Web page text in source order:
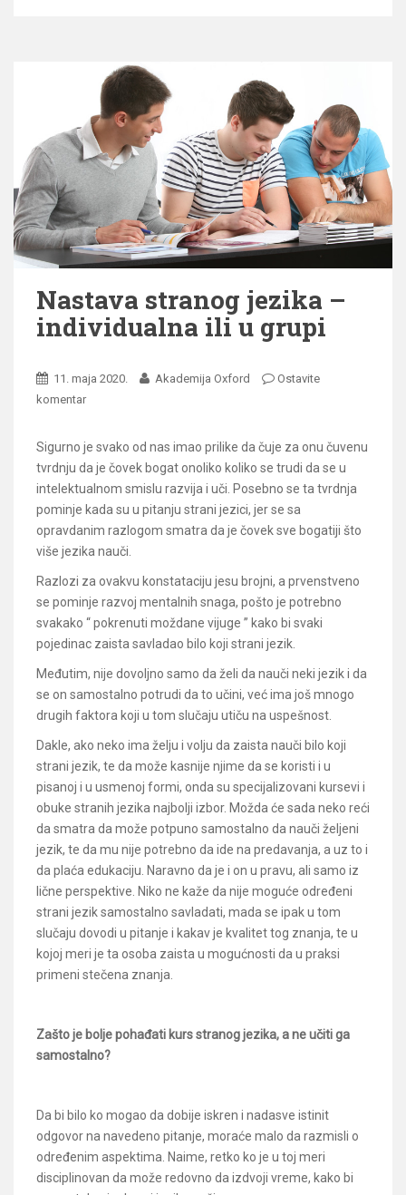
Nastava stranog jezika –
individualna ili u grupi
11. maja 2020. Akademija Oxford
Ostavite
komentar
Sigurno je svako od nas imao prilike da čuje za onu čuvenu
tvrdnju da je čovek bogat onoliko koliko se trudi da se u
intelektualnom smislu razvija i uči. Posebno se ta tvrdnja
pominje kada su u pitanju strani jezici, jer se sa
opravdanim razlogom smatra da je čovek sve bogatiji što
više jezika nauči.
Razlozi za ovakvu konstataciju jesu brojni, a prvenstveno
se pominje razvoj mentalnih snaga, pošto je potrebno
svakako “ pokrenuti moždane vijuge ” kako bi svaki
pojedinac zaista savladao bilo koji strani jezik.
Međutim, nije dovoljno samo da želi da nauči neki jezik i da
se on samostalno potrudi da to učini, već ima još mnogo
drugih faktora koji u tom slučaju utiču na uspešnost.
Dakle, ako neko ima želju i volju da zaista nauči bilo koji
strani jezik, te da može kasnije njime da se koristi i u
pisanoj i u usmenoj formi, onda su specijalizovani kursevi i
obuke stranih jezika najbolji izbor. Možda će sada neko reći
da smatra da može potpuno samostalno da nauči željeni
jezik, te da mu nije potrebno da ide na predavanja, a uz to i
da plaća edukaciju. Naravno da je i on u pravu, ali samo iz
lične perspektive. Niko ne kaže da nije moguće određeni
strani jezik samostalno savladati, mada se ipak u tom
slučaju dovodi u pitanje i kakav je kvalitet tog znanja, te u
kojoj meri je ta osoba zaista u mogućnosti da u praksi
primeni stečena znanja.
Zašto je bolje pohađati kurs stranog jezika, a ne učiti ga
samostalno?
Da bi bilo ko mogao da dobije iskren i nadasve istinit
odgovor na navedeno pitanje, moraće malo da razmisli o
određenim aspektima. Naime, retko ko je u toj meri
disciplinovan da može redovno da izdvoji vreme, kako bi